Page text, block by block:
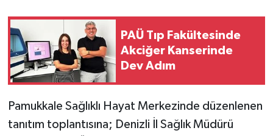
PAÜ Tıp Fakültesinde
Akciğer Kanserinde
Dev Adım
Pamukkale Sağlıklı Hayat Merkezinde düzenlenen
tanıtım toplantısına; Denizli İl Sağlık Müdürü